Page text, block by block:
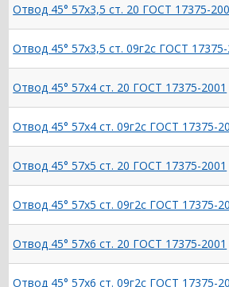
Отвод 45° 57х3,5 ст. 20 ГОСТ 17375-
Отвод 45° 57х3,5 ст. 09г2с ГОСТ 17375-
Отвод 45° 57х4 ст. 20 ГОСТ 17375-2001
Отвод 45° 57х4 ст. 09г2с ГОСТ 17375-
Отвод 45° 57х5 ст. 20 ГОСТ 17375-2001
Отвод 45° 57х5 ст. 09г2с ГОСТ 17375-
Отвод 45° 57х6 ст. 20 ГОСТ 17375-2001
Отвод 45° 57х6 ст. 09г2с ГОСТ 17375-